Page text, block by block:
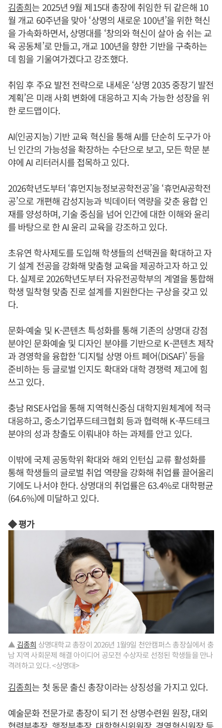
김종희는 2025년 9월 제15대 총장에 취임한 뒤 같은해 10
월 개교 60주년을 맞아 ‘상명의 새로운 100년’을 위한 혁신
을 가속화하면서, 상명대를 ‘창의와 혁신이 살아 숨 쉬는 교
육 공동체’로 만들고, 개교 100년을 향한 기반을 구축하는
데 힘을 기울여가겠다고 강조했다.
취임 후 주요 발전 전략으로 내세운 ‘상명 2035 중장기 발전
계획’은 미래 사회 변화에 대응하고 지속 가능한 성장을 위
한 로드맵이다.
AI(인공지능) 기반 교육 혁신을 통해 AI를 단순히 도구가 아
닌 인간의 가능성을 확장하는 수단으로 보고, 모든 학문 분
야에 AI 리터러시를 접목하고 있다.
2026학년도부터 ‘휴먼지능정보공학전공’을 ‘휴먼AI공학전
공’으로 개편해 감성지능과 빅데이터 역량을 갖춘 융합 인
재를 양성하며, 기술 중심을 넘어 인간에 대한 이해와 윤리
를 바탕으로 한 AI 윤리 교육을 강조하고 있다.
초유연 학사제도를 도입해 학생들의 선택권을 확대하고 자
기 설계 전공을 강화해 맞춤형 교육을 제공하고자 하고 있
다. 실제로 2026학년도부터 자유전공학부의 계열을 통합해
학생 밀착형 맞춤 진로 설계를 지원한다는 구상을 갖고 있
다.
문화·예술 및 K-콘텐츠 특성화를 통해 기존의 상명대 강점
분야인 문화예술 및 디자인 분야를 기반으로 K-콘텐츠 제작
과 경영학을 융합한 ‘디지털 상명 아트 페어(DiSAF)’ 등을
준비하는 등 글로벌 인지도 확대와 대학 경쟁력 제고에 힘
쓰고 있다.
충남 RISE사업을 통해 지역혁신중심 대학지원체계에 적극
대응하고, 중소기업푸드테크협회 등과 협력해 K-푸드테크
분야의 성과 창출도 이뤄내야 하는 과제를 안고 있다.
이밖에 국제 공동학위 확대와 해외 인턴십 교류 활성화를
통해 학생들의 글로벌 취업 역량을 강화해 취업률 끌어올리
기에도 나서야 한다. 상명대의 취업률은 63.4%로 대학평균
(64.6%)에 미달하고 있다.
◆ 평가
▲ 김종희 상명대학교 총장이 2026년 1월9일 천안캠퍼스 총장실에서 충
남 지역 사회문제 해결 아이디어 공모전 수상자로 선정된 학생들을 만나
격려하고 있다. <상명대>
김종희는 첫 동문 출신 총장이라는 상징성을 가지고 있다.
예술문화 전문가로 총장이 되기 전 상명수련원 원장, 대외